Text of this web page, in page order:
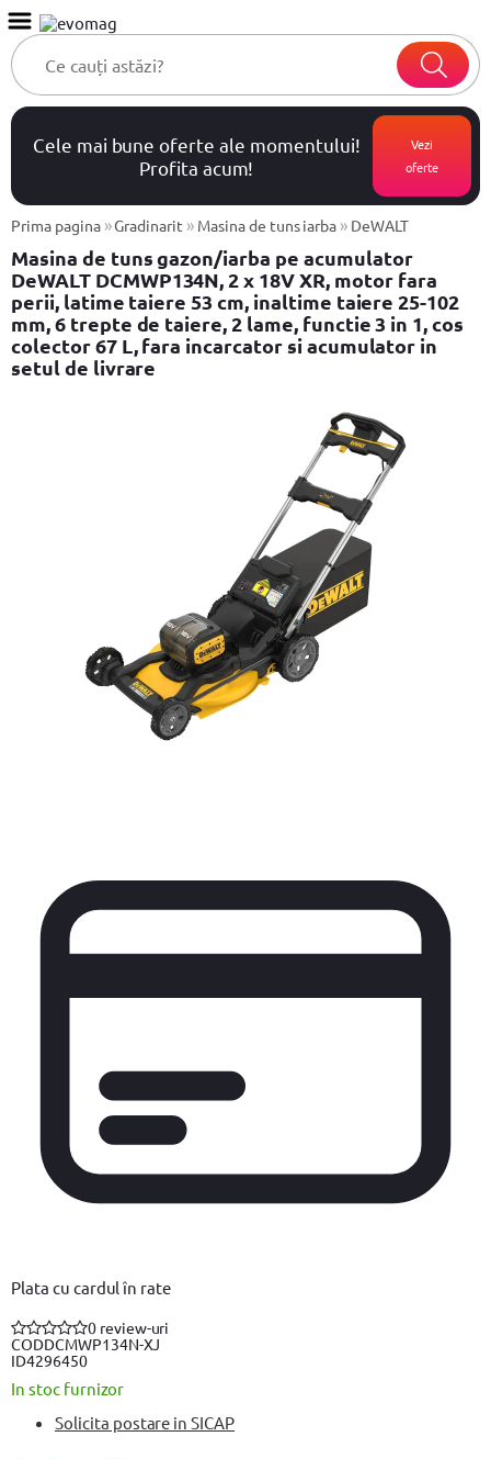
Cele mai bune oferte ale momentului!
Profita acum!
Vezi
oferte
Prima pagina »Gradinarit » Masina de tuns iarba » DeWALT
Masina de tuns gazon/iarba pe acumulator
DeWALT DCMWP134N, 2 x 18V XR, motor fara
perii, latime taiere 53 cm, inaltime taiere 25-102
mm, 6 trepte de taiere, 2 lame, functie 3 in 1, cos
colector 67 L, fara incarcator si acumulator in
setul de livrare
Plata cu cardul în rate
0 review-uri
CODDCMWP134N-XJ
ID4296450
In stoc furnizor
Solicita postare in SICAP